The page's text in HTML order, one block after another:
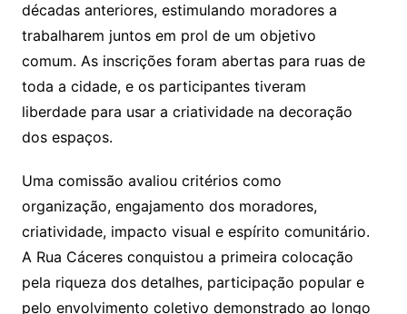
décadas anteriores, estimulando moradores a
trabalharem juntos em prol de um objetivo
comum. As inscrições foram abertas para ruas de
toda a cidade, e os participantes tiveram
liberdade para usar a criatividade na decoração
dos espaços.
Uma comissão avaliou critérios como
organização, engajamento dos moradores,
criatividade, impacto visual e espírito comunitário.
A Rua Cáceres conquistou a primeira colocação
pela riqueza dos detalhes, participação popular e
pelo envolvimento coletivo demonstrado ao longo